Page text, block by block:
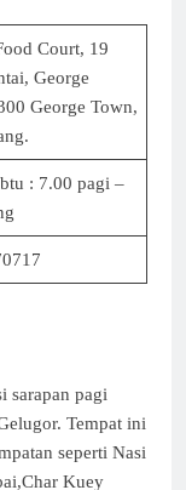
Court, 19
George
George Town,
: 7.00 pagi –
sarapan pagi
Tempat ini
seperti Nasi
Kuey